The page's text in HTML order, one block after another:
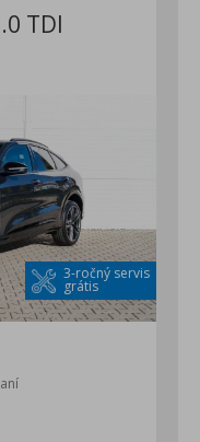
TDI
3-ročný servis
grátis